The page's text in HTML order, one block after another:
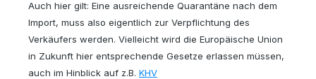
Auch hier gilt: Eine ausreichende Quarantäne nach dem
Import, muss also eigentlich zur Verpflichtung des
Verkäufers werden. Vielleicht wird die Europäische Union
in Zukunft hier entsprechende Gesetze erlassen müssen,
auch im Hinblick auf z.B. KHV